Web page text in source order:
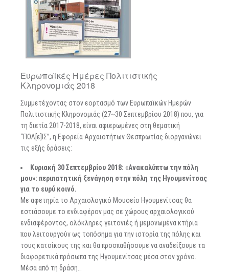
Ευρωπαϊκές Ημέρες Πολιτιστικής
Κληρονομιάς 2018
Συμμετέχοντας στον εορτασμό των Ευρωπαϊκών Ημερών
Πολιτιστικής Κληρονομιάς (27~30 Σεπτεμβρίου 2018) που, για
τη διετία 2017-2018, είναι αφιερωμένες στη θεματική
“ΠΟΛ[ε]ΙΣ”, η Εφορεία Αρχαιοτήτων Θεσπρωτίας διοργανώνει
τις εξής δράσεις:
Κυριακή 30 Σεπτεμβρίου 2018: «Ανακαλύπτω την πόλη
μου»: περιπατητική ξενάγηση στην πόλη της Ηγουμενίτσας
για το ευρύ κοινό.
Με αφετηρία το Αρχαιολογικό Μουσείο Ηγουμενίτσας θα
εστιάσουμε το ενδιαφέρον μας σε χώρους αρχαιολογικού
ενδιαφέροντος, ολόκληρες γειτονιές ή μεμονωμένα κτήρια
που λειτουργούν ως τοπόσημα για την ιστορία της πόλης και
τους κατοίκους της και θα προσπαθήσουμε να αναδείξουμε τα
διαφορετικά πρόσωπα της Ηγουμενίτσας μέσα στον χρόνο.
Μέσα από τη δράση…